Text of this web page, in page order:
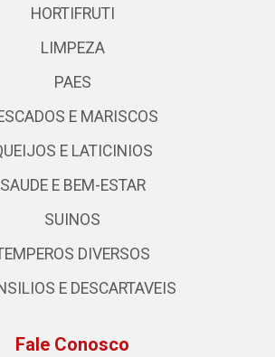
HORTIFRUTI
LIMPEZA
PAES
E MARISCOS
E LATICINIOS
SAUDE E BEM-ESTAR
SUINOS
DIVERSOS
E DESCARTAVEIS
Fale Conosco